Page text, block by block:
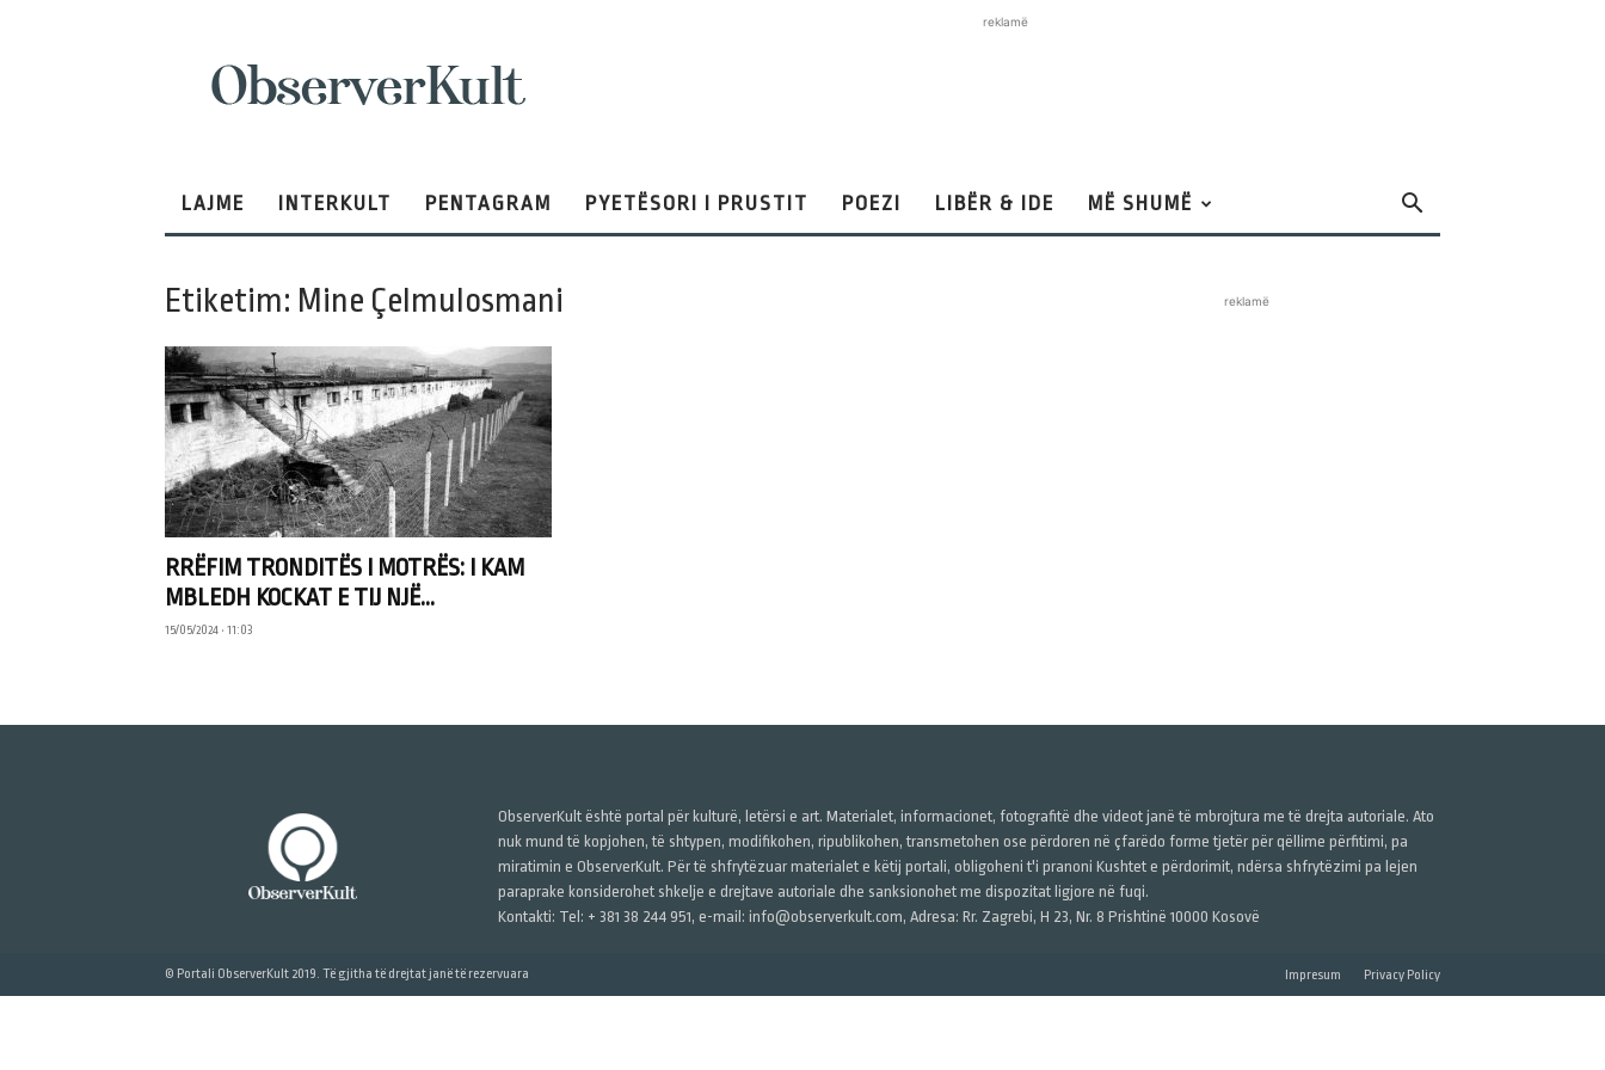
reklamë
LAJME INTERKULT PENTAGRAM PYETËSORI I PRUSTIT POEZI LIBËR & IDE MË SHUMË
Etiketim: Mine Çelmulosmani
RRËFIM TRONDITËS I MOTRËS: I KAM
MBLEDH KOCKAT E TIJ NJË...
15/05/2024 • 11:03
reklamë
ObserverKult është portal për kulturë, letërsi e art. Materialet, informacionet, fotografitë dhe videot janë të mbrojtura me të drejta autoriale. Ato
nuk mund të kopjohen, të shtypen, modifikohen, ripublikohen, transmetohen ose përdoren në çfarëdo forme tjetër për qëllime përfitimi, pa
miratimin e ObserverKult. Për të shfrytëzuar materialet e këtij portali, obligoheni t'i pranoni Kushtet e përdorimit, ndërsa shfrytëzimi pa lejen
paraprake konsiderohet shkelje e drejtave autoriale dhe sanksionohet me dispozitat ligjore në fuqi.
Kontakti: Tel: + 381 38 244 951, e-mail: info@observerkult.com, Adresa: Rr. Zagrebi, H 23, Nr. 8 Prishtinë 10000 Kosovë
Impresum Privacy Policy
© Portali ObserverKult 2019. Të gjitha të drejtat janë të rezervuara